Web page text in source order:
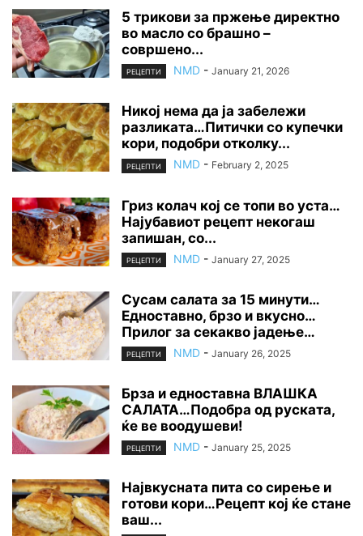
5 трикови за пржење директно
во масло со брашно –
совршено...
РЕЦЕПТИ NMD - January 21, 2026
Никој нема да ја забележи
разликата…Питички со купечки
кори, подобри отколку...
РЕЦЕПТИ NMD - February 2, 2025
Гриз колач кој се топи во уста…
Најубавиот рецепт некогаш
запишан, со...
РЕЦЕПТИ NMD - January 27, 2025
Сусам салата за 15 минути…
Едноставно, брзо и вкусно…
Прилог за секакво јадење…
РЕЦЕПТИ NMD - January 26, 2025
Брза и едноставна ВЛАШКА
САЛАТА…Подобра од руската,
ќе ве воодушеви!
РЕЦЕПТИ NMD - January 25, 2025
Највкусната пита со сирење и
готови кори…Рецепт кој ќе стане
ваш...